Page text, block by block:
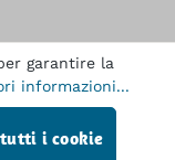
con testa
fisso, usata
garantire la
informazioni...
i cookie